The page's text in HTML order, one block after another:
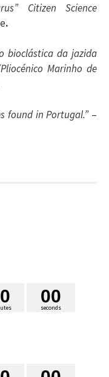
Citizen Science
.
bioclástica da jazida
Marinho de
found in Portugal.”–
0
seconds
00